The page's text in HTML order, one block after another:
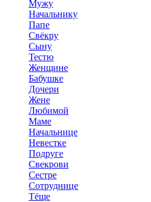
Мужу
Начальнику
Папе
Свёкру
Сыну
Тестю
Женщине
Бабушке
Дочери
Жене
Любимой
Маме
Начальнице
Невестке
Подруге
Свекрови
Сестре
Сотруднице
Тёще